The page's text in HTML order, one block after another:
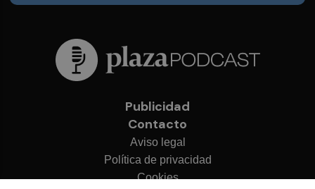
Publicidad
Contacto
Aviso legal
Política de privacidad
Cookies